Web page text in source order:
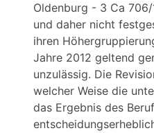
Oldenburg - 3 Ca
und daher nicht
ihren
Jahre 2012 geltend
unzulässig. Die
welcher Weise die
das Ergebnis des